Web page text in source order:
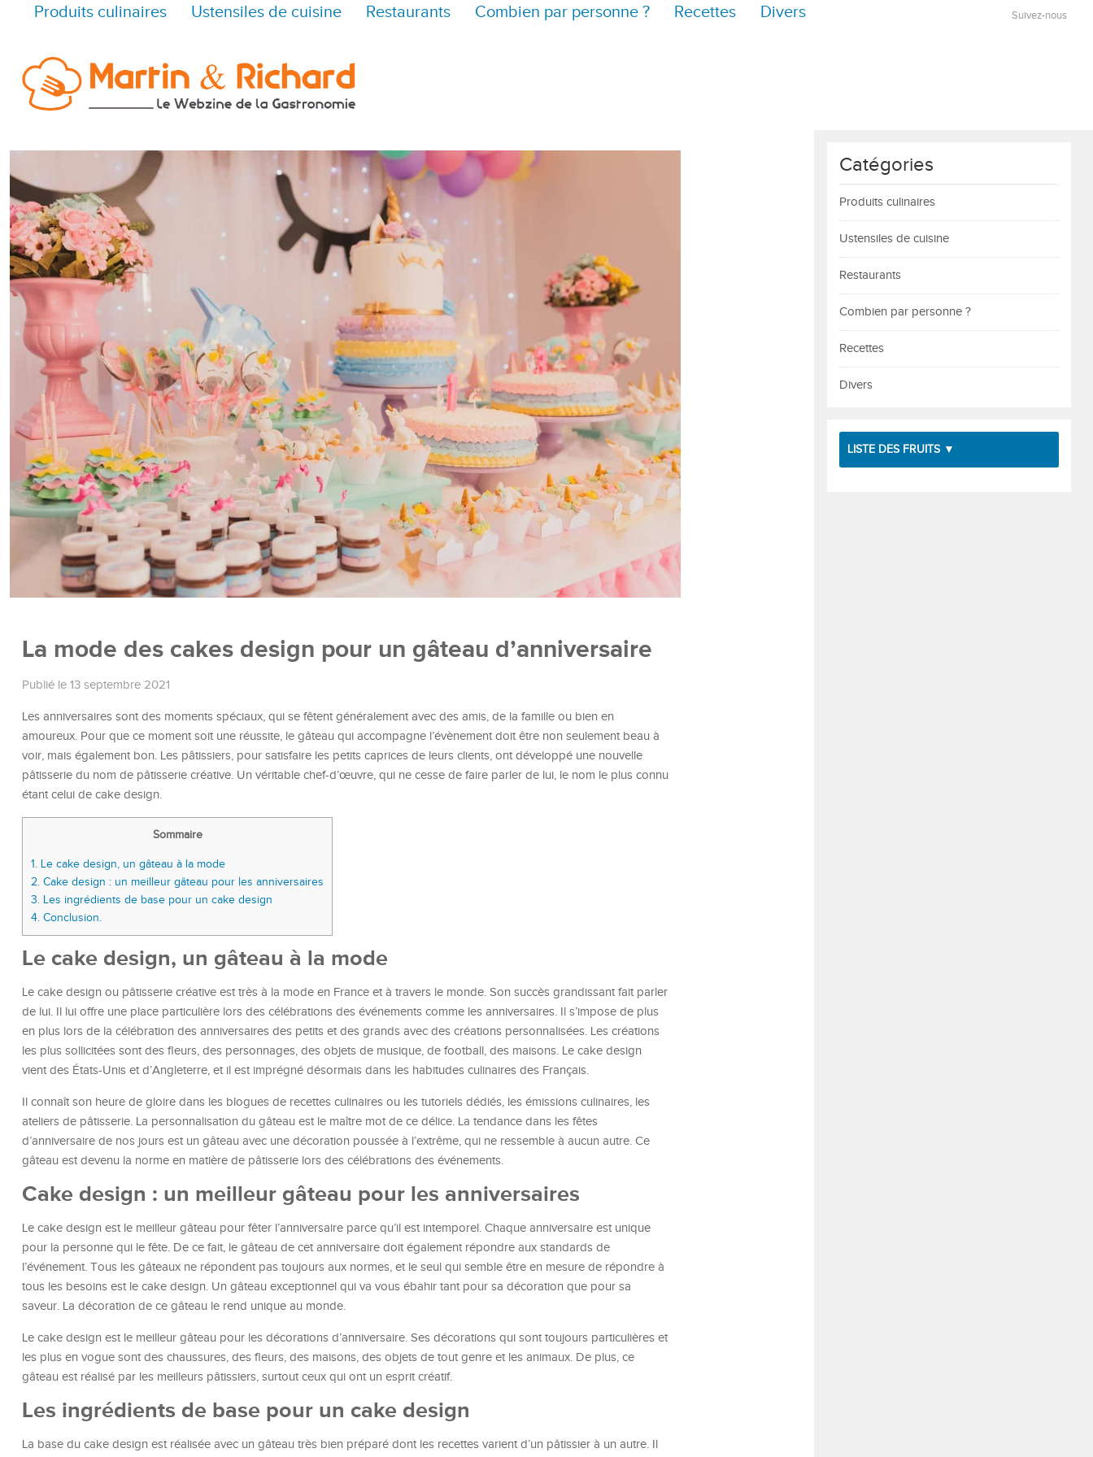
Produits culinaires Ustensiles de cuisine Restaurants Combien par personne ? Recettes Divers Suivez-nous
La mode des cakes design pour un gâteau d’anniversaire
Publié le 13 septembre 2021
Les anniversaires sont des moments spéciaux, qui se fêtent généralement avec des amis, de la famille ou bien en
amoureux. Pour que ce moment soit une réussite, le gâteau qui accompagne l’évènement doit être non seulement beau à
voir, mais également bon. Les pâtissiers, pour satisfaire les petits caprices de leurs clients, ont développé une nouvelle
pâtisserie du nom de pâtisserie créative. Un véritable chef-d’œuvre, qui ne cesse de faire parler de lui, le nom le plus connu
étant celui de cake design.
Sommaire
1. Le cake design, un gâteau à la mode
2. Cake design : un meilleur gâteau pour les anniversaires
3. Les ingrédients de base pour un cake design
4. Conclusion.
Le cake design, un gâteau à la mode
Le cake design ou pâtisserie créative est très à la mode en France et à travers le monde. Son succès grandissant fait parler
de lui. Il lui offre une place particulière lors des célébrations des événements comme les anniversaires. Il s’impose de plus
en plus lors de la célébration des anniversaires des petits et des grands avec des créations personnalisées. Les créations
les plus sollicitées sont des fleurs, des personnages, des objets de musique, de football, des maisons. Le cake design
vient des États-Unis et d’Angleterre, et il est imprégné désormais dans les habitudes culinaires des Français.
Il connaît son heure de gloire dans les blogues de recettes culinaires ou les tutoriels dédiés, les émissions culinaires, les
ateliers de pâtisserie. La personnalisation du gâteau est le maître mot de ce délice. La tendance dans les fêtes
d’anniversaire de nos jours est un gâteau avec une décoration poussée à l’extrême, qui ne ressemble à aucun autre. Ce
gâteau est devenu la norme en matière de pâtisserie lors des célébrations des événements.
Cake design : un meilleur gâteau pour les anniversaires
Le cake design est le meilleur gâteau pour fêter l’anniversaire parce qu’il est intemporel. Chaque anniversaire est unique
pour la personne qui le fête. De ce fait, le gâteau de cet anniversaire doit également répondre aux standards de
l’événement. Tous les gâteaux ne répondent pas toujours aux normes, et le seul qui semble être en mesure de répondre à
tous les besoins est le cake design. Un gâteau exceptionnel qui va vous ébahir tant pour sa décoration que pour sa
saveur. La décoration de ce gâteau le rend unique au monde.
Le cake design est le meilleur gâteau pour les décorations d’anniversaire. Ses décorations qui sont toujours particulières et
les plus en vogue sont des chaussures, des fleurs, des maisons, des objets de tout genre et les animaux. De plus, ce
gâteau est réalisé par les meilleurs pâtissiers, surtout ceux qui ont un esprit créatif.
Les ingrédients de base pour un cake design
La base du cake design est réalisée avec un gâteau très bien préparé dont les recettes varient d’un pâtissier à un autre. Il
Catégories
Produits culinaires
Ustensiles de cuisine
Restaurants
Combien par personne ?
Recettes
Divers
LISTE DES FRUITS ▼